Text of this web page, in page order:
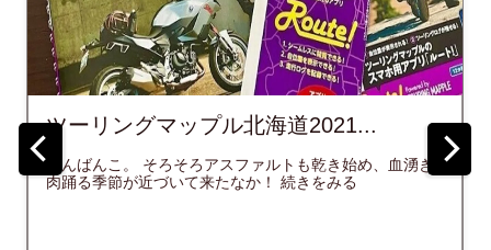
2021...
乾き始め、血湧き
をみる
ブログ更新のお知らせ...
2021/3/19、最新の更新はこちら↓↓ 【天
閣】鬼が出るか！？蛇が出るか！？格安